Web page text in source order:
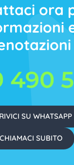
ora
SU WHATSAPP
SUBITO